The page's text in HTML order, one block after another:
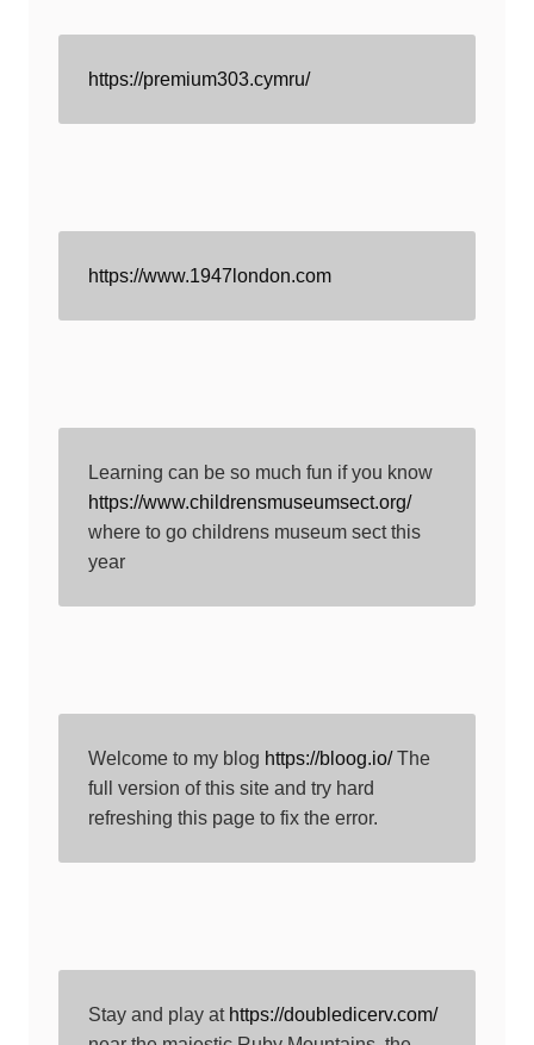
https://premium303.cymru/
https://www.1947london.com
https://www.childrensmuseumsect.org/
where to go childrens museum sect this
year
Welcome to my blog https://bloog.io/ The
full version of this site and try hard
refreshing this page to fix the error.
Stay and play at https://doubledicerv.com/